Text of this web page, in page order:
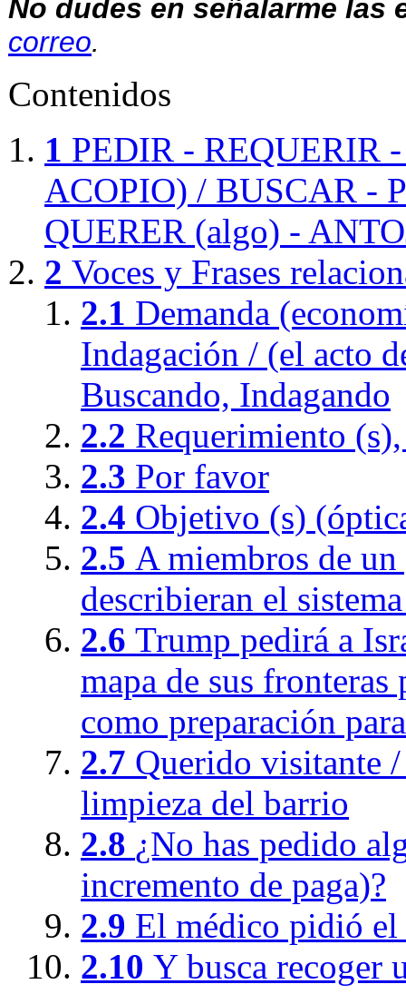
No dudes en señalarme las
correo.
Contenidos
1 PEDIR - REQUERIR
ACOPIO) / BUSCAR -
QUERER (algo) -
2 Voces y Frases
2.1 Demanda
Indagación / (el acto
Buscando, Indagando
2.2 Requerimiento
2.3 Por favor
2.4 Objetivo (s)
2.5 A miembros de
describieran el
2.6 Trump pedirá a
mapa de sus
como preparación
2.7 Querido visitante
limpieza del barrio
2.8 ¿No has pedido
incremento de paga)?
2.9 El médico pidió el
2.10 Y busca recoger